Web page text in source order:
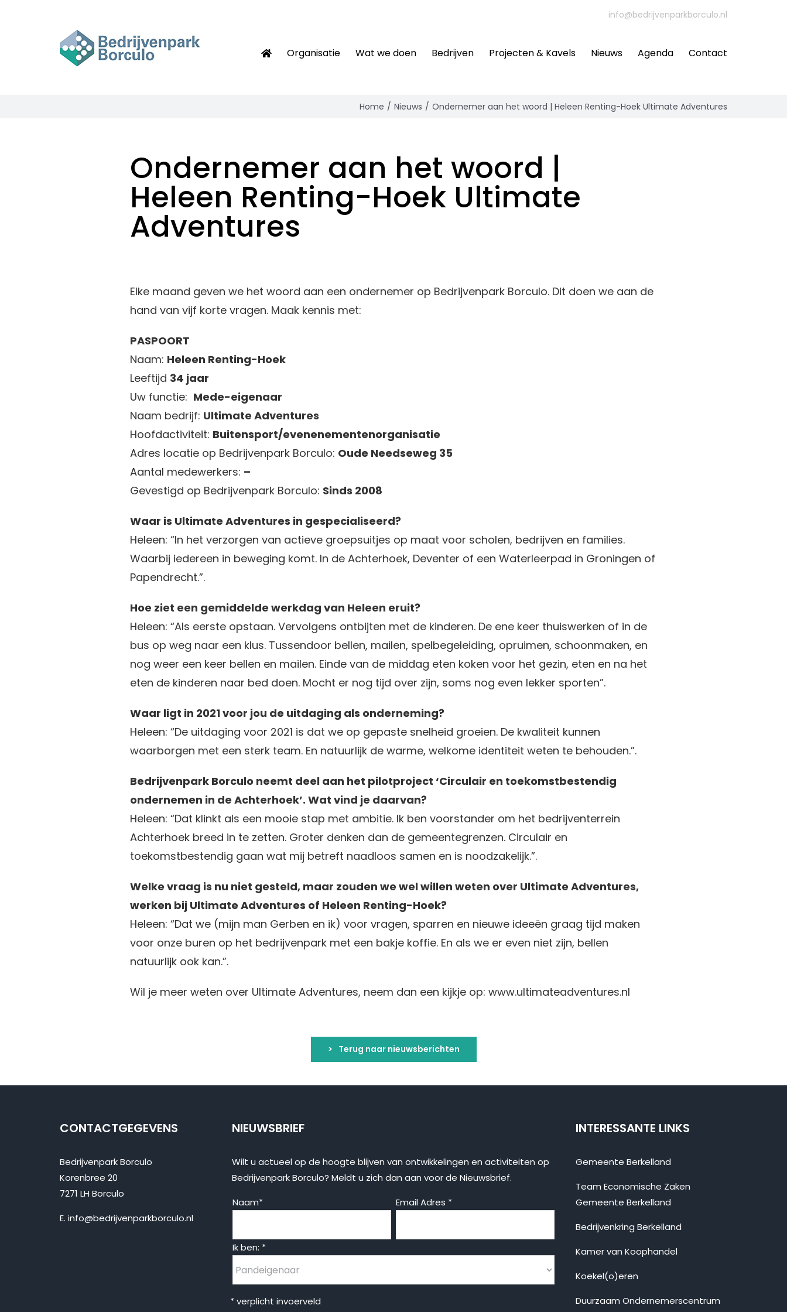
info@bedrijvenparkborculo.nl
Organisatie Wat we doen Bedrijven Projecten & Kavels Nieuws Agenda Contact
Home Nieuws Ondernemer aan het woord | Heleen Renting-Hoek Ultimate Adventures
Ondernemer aan het woord |
Heleen Renting-Hoek Ultimate
Adventures
Elke maand geven we het woord aan een ondernemer op Bedrijvenpark Borculo. Dit doen we aan de
hand van vijf korte vragen. Maak kennis met:
PASPOORT
Naam: Heleen Renting-Hoek
Leeftijd 34 jaar
Uw functie: Mede-eigenaar
Naam bedrijf: Ultimate Adventures
Hoofdactiviteit: Buitensport/evenenementenorganisatie
Adres locatie op Bedrijvenpark Borculo: Oude Needseweg 35
Aantal medewerkers: –
Gevestigd op Bedrijvenpark Borculo: Sinds 2008
Waar is Ultimate Adventures in gespecialiseerd?
Heleen: “In het verzorgen van actieve groepsuitjes op maat voor scholen, bedrijven en families.
Waarbij iedereen in beweging komt. In de Achterhoek, Deventer of een Waterleerpad in Groningen of
Papendrecht.”.
Hoe ziet een gemiddelde werkdag van Heleen eruit?
Heleen: “Als eerste opstaan. Vervolgens ontbijten met de kinderen. De ene keer thuiswerken of in de
bus op weg naar een klus. Tussendoor bellen, mailen, spelbegeleiding, opruimen, schoonmaken, en
nog weer een keer bellen en mailen. Einde van de middag eten koken voor het gezin, eten en na het
eten de kinderen naar bed doen. Mocht er nog tijd over zijn, soms nog even lekker sporten”.
Waar ligt in 2021 voor jou de uitdaging als onderneming?
Heleen: “De uitdaging voor 2021 is dat we op gepaste snelheid groeien. De kwaliteit kunnen
waarborgen met een sterk team. En natuurlijk de warme, welkome identiteit weten te behouden.”.
Bedrijvenpark Borculo neemt deel aan het pilotproject ‘Circulair en toekomstbestendig
ondernemen in de Achterhoek’. Wat vind je daarvan?
Heleen: “Dat klinkt als een mooie stap met ambitie. Ik ben voorstander om het bedrijventerrein
Achterhoek breed in te zetten. Groter denken dan de gemeentegrenzen. Circulair en
toekomstbestendig gaan wat mij betreft naadloos samen en is noodzakelijk.”.
Welke vraag is nu niet gesteld, maar zouden we wel willen weten over Ultimate Adventures,
werken bij Ultimate Adventures of Heleen Renting-Hoek?
Heleen: “Dat we (mijn man Gerben en ik) voor vragen, sparren en nieuwe ideeën graag tijd maken
voor onze buren op het bedrijvenpark met een bakje koffie. En als we er even niet zijn, bellen
natuurlijk ook kan.”.
Wil je meer weten over Ultimate Adventures, neem dan een kijkje op: www.ultimateadventures.nl
Terug naar nieuwsberichten
CONTACTGEGEVENS
Bedrijvenpark Borculo
Korenbree 20
7271 LH Borculo
E. info@bedrijvenparkborculo.nl
NIEUWSBRIEF
Wilt u actueel op de hoogte blijven van ontwikkelingen en activiteiten op
Bedrijvenpark Borculo? Meldt u zich dan aan voor de Nieuwsbrief.
Naam* Email Adres *
Ik ben: *
* verplicht invoerveld
INTERESSANTE LINKS
Gemeente Berkelland
Team Economische Zaken
Gemeente Berkelland
Bedrijvenkring Berkelland
Kamer van Koophandel
Koekel(o)eren
Duurzaam Ondernemerscentrum